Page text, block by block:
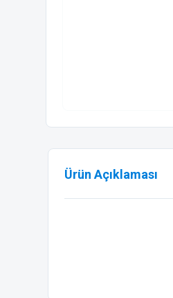
Ürün Açıklaması